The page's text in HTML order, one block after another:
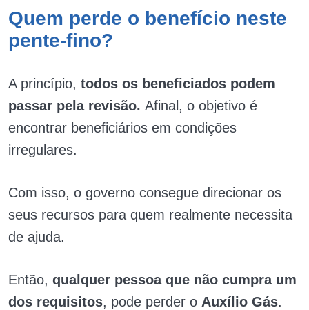
Quem perde o benefício neste
pente-fino?
A princípio, todos os beneficiados podem
passar pela revisão. Afinal, o objetivo é
encontrar beneficiários em condições
irregulares.
Com isso, o governo consegue direcionar os
seus recursos para quem realmente necessita
de ajuda.
Então, qualquer pessoa que não cumpra um
dos requisitos, pode perder o Auxílio Gás.